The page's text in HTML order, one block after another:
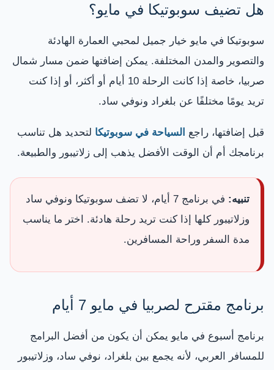
هل تضيف سوبوتيكا في مايو؟
سوبوتيكا في مايو خيار جميل لمحبي العمارة الهادئة
والتصوير والمدن المختلفة. يمكن إضافتها ضمن مسار شمال
صربيا، خاصة إذا كانت الرحلة 10 أيام أو أكثر، أو إذا كنت
تريد يومًا مختلفًا عن بلغراد ونوفي ساد.
قبل إضافتها، راجع السياحة في سوبوتيكا لتحديد هل تناسب
برنامجك أم أن الوقت الأفضل يذهب إلى زلاتيبور والطبيعة.
تنبيه:
في برنامج 7 أيام، لا تضف سوبوتيكا ونوفي ساد
وزلاتيبور كلها إذا كنت تريد رحلة هادئة. اختر ما يناسب
مدة السفر وراحة المسافرين.
برنامج مقترح لصربيا في مايو 7 أيام
برنامج أسبوع في مايو يمكن أن يكون من أفضل البرامج
للمسافر العربي، لأنه يجمع بين بلغراد، نوفي ساد، وزلاتيبور